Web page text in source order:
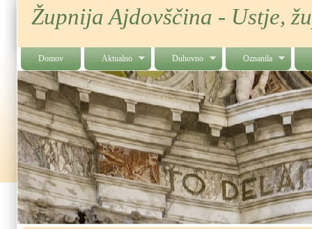
Župnija Ajdovščina - Ustje,
Domov Aktualno Duhovno Oznanila